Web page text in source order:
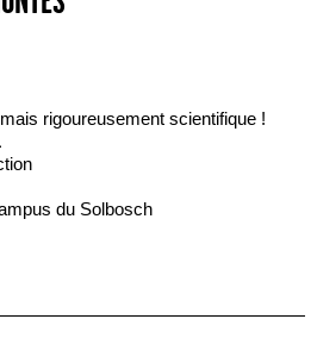
rigoureusement scientifique !
du Solbosch